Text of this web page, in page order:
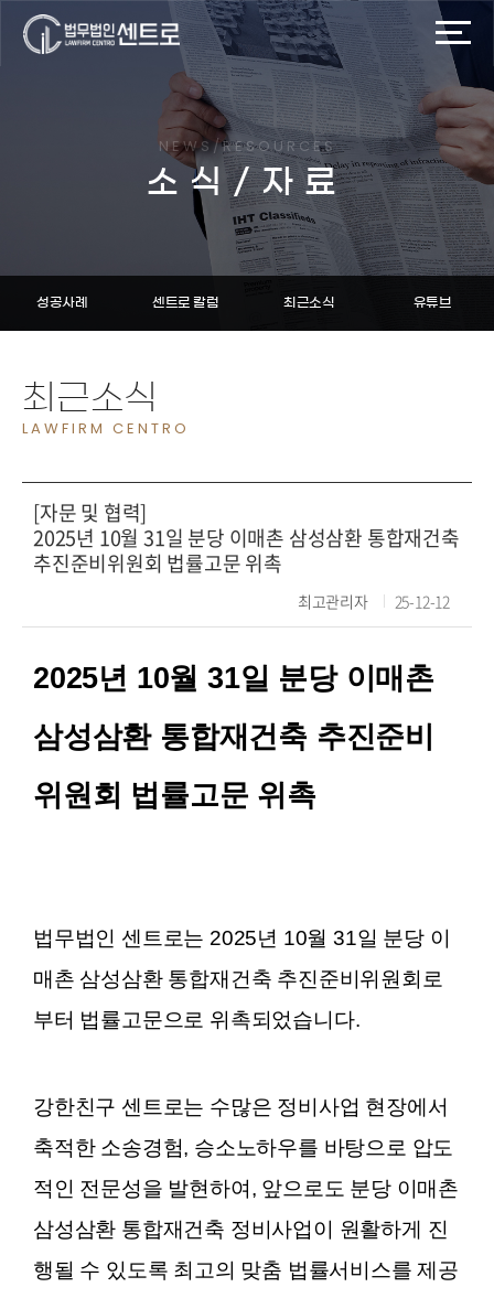
NEWS/RESOURCES
소식/자료
성공사례 센트로 칼럼 최근소식 유튜브
최근소식
[자문 및 협력]
2025년 10월 31일 분당 이매촌 삼성삼환 통합재건축
추진준비위원회 법률고문 위촉
최고관리자 25-12-12
2025년 10월 31일 분당 이매촌
삼성삼환 통합재건축 추진준비
위원회 법률고문 위촉
법무법인 센트로는 2025년 10월 31일 분당 이
매촌 삼성삼환 통합재건축 추진준비위원회로
부터 법률고문으로 위촉되었습니다.
강한친구 센트로는 수많은 정비사업 현장에서
축적한 소송경험, 승소노하우를 바탕으로 압도
적인 전문성을 발현하여, 앞으로도 분당 이매촌
삼성삼환 통합재건축 정비사업이 원활하게 진
행될 수 있도록 최고의 맞춤 법률서비스를 제공